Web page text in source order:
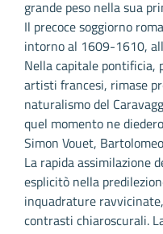
grande peso nella sua
Il precoce soggiorno
intorno al 1609-1610,
Nella capitale pontificia,
artisti francesi, rimase
naturalismo del
quel momento ne
Simon Vouet,
La rapida assimilazione
esplicitò nella
inquadrature
contrasti chiaroscurali.